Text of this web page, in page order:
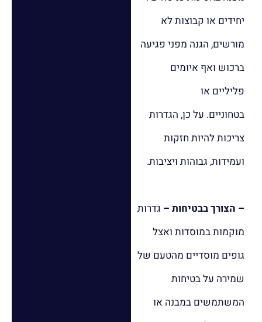
יחידים או קבוצות לא
מורשים, הגנה מפני פגיעה
ברכוש ואף איומים
פליליים או
בטחוניים. על כן, הגדרות
צריכות להיות חזקות
ועמידות, גבוהות ויציבות.
– הצורך בבטיחות – גדרות
מוקמות במוסדות ואצל
גופים מוסדיים מהטעם של
שמירה על בטיחות
המשתמשים במבנה או